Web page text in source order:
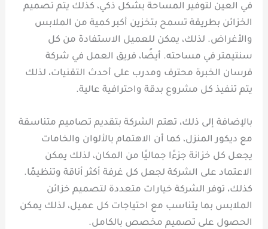
في العين لتوفير المساحة بشكل ذكي، كذلك يتم تصميم
الخزائن بطريقة تسمح بتخزين أكبر كمية من الملابس
والأغراض. لذلك، يمكن للعميل الاستفادة من كل
سنتيمتر في مساحته. أيضًا، فريق العمل في شركة
فرسان الخبرة محترف ومدرب على أحدث التقنيات، لذلك
يتم تنفيذ كل مشروع بدقة واحترافية عالية.
بالإضافة إلى ذلك، تهتم الشركة بتقديم تصاميم متناسقة
مع ديكور المنزل، كما أن الاهتمام بالألوان والخامات
يجعل كل خزانة جزءًا جماليًا من المكان، لذلك يمكن
الاعتماد على الشركة لجعل كل غرفة أكثر أناقة وتنظيمًا.
كذلك، توفر الشركة خيارات متعددة لتصميم خزائن
الملابس بما يتناسب مع احتياجات كل عميل، لذلك يمكن
الحصول على تصميم مخصص بالكامل.